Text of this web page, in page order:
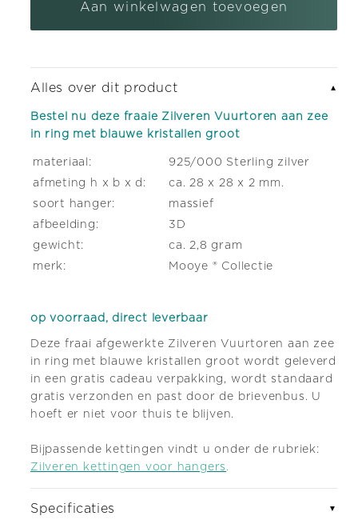
zee
ring
met
blauwe
kristallen
groot
aan
zee
ring
met
blauwe
kristallen
groot
Aan winkelwagen toevoegen
Alles over dit product ▼
Bestel nu deze fraaie Zilveren Vuurtoren aan zee
in ring met blauwe kristallen groot
materiaal:
925/000 Sterling zilver
afmeting h x b x d:
ca. 28 x 28 x 2 mm.
soort hanger:
massief
afbeelding:
3D
gewicht:
ca. 2,8 gram
merk:
Mooye ® Collectie
op voorraad, direct leverbaar
Deze fraai afgewerkte Zilveren Vuurtoren aan zee
in ring met blauwe kristallen groot wordt geleverd
in een gratis cadeau verpakking, wordt standaard
gratis verzonden en past door de brievenbus. U
hoeft er niet voor thuis te blijven.
Bijpassende kettingen vindt u onder de rubriek:
Zilveren kettingen voor hangers .
Specificaties ▼